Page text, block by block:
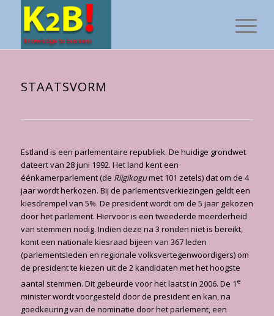
STAATSVORM
Estland is een parlementaire republiek. De huidige grondwet
dateert van 28 juni 1992. Het land kent een
éénkamerparlement (de Riigikogumet 101 zetels) dat om de 4
jaar wordt herkozen. Bij de parlementsverkiezingen geldt een
kiesdrempel van 5%. De president wordt om de 5 jaar gekozen
door het parlement. Hiervoor is een tweederde meerderheid
van stemmen nodig. Indien deze na 3 ronden niet is bereikt,
komt een nationale kiesraad bijeen van 367 leden
(parlementsleden en regionale volks­vertegenwoordigers) om
de president te kiezen uit de 2 kandidaten met het hoogste
aantal stemmen. Dit gebeurde voor het laatst in 2006. De 1 e
minister wordt voorgesteld door de president en kan, na
goedkeu­ring van de nominatie door het parlement, een